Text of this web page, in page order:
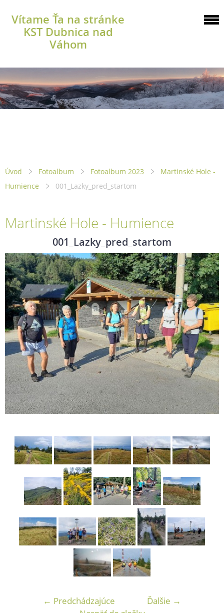
Vítame Ťa na stránke
KST Dubnica nad
Váhom
Úvod Fotoalbum Fotoalbum 2023
Martinské Hole -
Humience
001_Lazky_pred_startom
Martinské Hole - Humience
001_Lazky_pred_startom
← Predchádzajúce
Ďalšie →